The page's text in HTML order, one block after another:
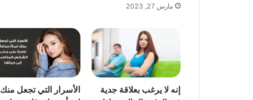
مارس 27, 2023
إنه لا يرغب بعلاقة جدية
الأسرار التي تجعل منك